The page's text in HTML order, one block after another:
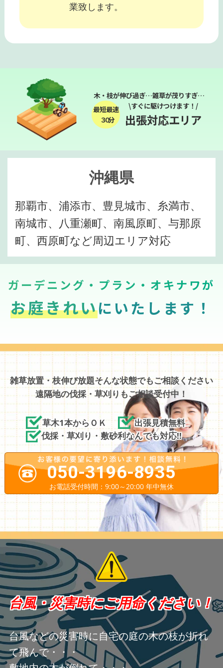
業致します。
木・枝が伸び過ぎ…雑草が茂りすぎ…
最短最速
３０分
\すぐに駆けつけます！/
出張対応エリア
沖縄県
那覇市、浦添市、豊見城市、糸満市、
南城市、八重瀬町、南風原町、与那原
町、西原町など周辺エリア対応
ガーデニング・プラン・オキナワが
お庭きれいにいたします！
雑草放置・枝伸び放題そんな状態でもご相談ください
遠隔地の伐採・草刈りもご相談受付中！
草木1本からＯＫ
出張見積無料
伐採・草刈り・敷砂利なんでも対応!!
050-3196-8935
お電話受付時間：9:00～20:00 年中無休
台風・災害時にご用命ください！
台風などの災害時に自宅の庭の木の枝が折れ
て飛んで・・・